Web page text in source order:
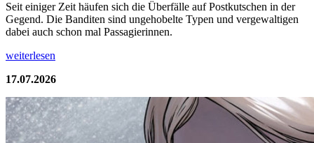
Seit einiger Zeit häufen sich die Überfälle auf Postkutschen in der
Gegend. Die Banditen sind ungehobelte Typen und vergewaltigen
dabei auch schon mal Passagierinnen.
weiterlesen
17.07.2026